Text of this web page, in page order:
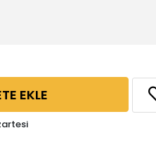
SEPETE EKLE